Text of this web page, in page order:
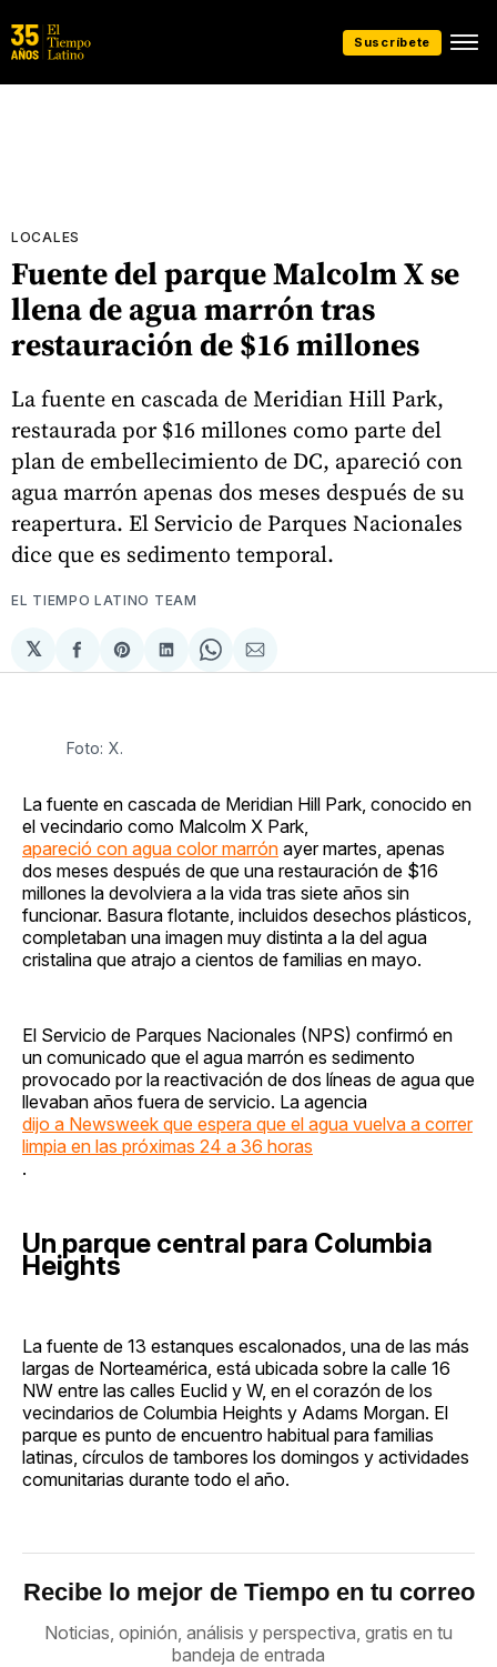
Suscríbete
LOCALES
Fuente del parque Malcolm X se
llena de agua marrón tras
restauración de $16 millones
La fuente en cascada de Meridian Hill Park,
restaurada por $16 millones como parte del
plan de embellecimiento de DC, apareció con
agua marrón apenas dos meses después de su
reapertura. El Servicio de Parques Nacionales
dice que es sedimento temporal.
EL TIEMPO LATINO TEAM
𝕏
Compartir
en
Share
on
Compartir
en
Share
on
Compartir
via
Foto: X.
La fuente en cascada de Meridian Hill Park, conocido en
el vecindario como Malcolm X Park,
apareció con agua color marrón ayer martes, apenas
dos meses después de que una restauración de $16
millones la devolviera a la vida tras siete años sin
funcionar. Basura flotante, incluidos desechos plásticos,
completaban una imagen muy distinta a la del agua
cristalina que atrajo a cientos de familias en mayo.
El Servicio de Parques Nacionales (NPS) confirmó en
un comunicado que el agua marrón es sedimento
provocado por la reactivación de dos líneas de agua que
llevaban años fuera de servicio. La agencia
dijo a Newsweek que espera que el agua vuelva a correr
limpia en las próximas 24 a 36 horas
.
Un parque central para Columbia
Heights
La fuente de 13 estanques escalonados, una de las más
largas de Norteamérica, está ubicada sobre la calle 16
NW entre las calles Euclid y W, en el corazón de los
vecindarios de Columbia Heights y Adams Morgan. El
parque es punto de encuentro habitual para familias
latinas, círculos de tambores los domingos y actividades
comunitarias durante todo el año.
Recibe lo mejor de Tiempo en tu correo
Noticias, opinión, análisis y perspectiva, gratis en tu
bandeja de entrada